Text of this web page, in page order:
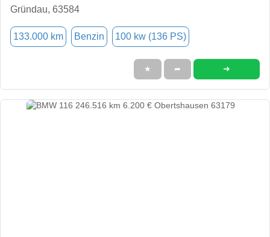
Gründau, 63584
133.000 km Benzin 100 kw (136 PS)
★ ➦ ➜